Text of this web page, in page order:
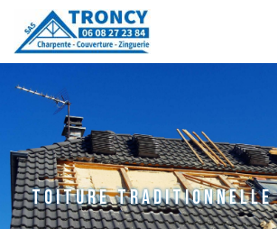
Panneau de gestion des cookies
toiture traditionnelle